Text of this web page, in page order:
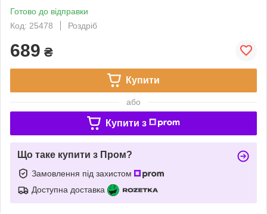
Готово до відправки
Код: 25478
Роздріб
689 ₴
Купити
або
Купити з
Що таке купити з Пром?
Замовлення під захистом
Доступна доставка